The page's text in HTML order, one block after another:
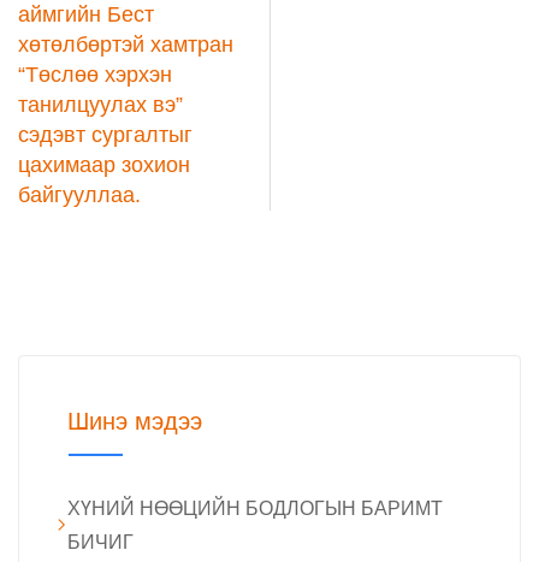
аймгийн Бест
хөтөлбөртэй хамтран
“Төслөө хэрхэн
танилцуулах вэ”
сэдэвт сургалтыг
цахимаар зохион
байгууллаа.
Шинэ мэдээ
ХҮНИЙ НӨӨЦИЙН БОДЛОГЫН БАРИМТ
БИЧИГ